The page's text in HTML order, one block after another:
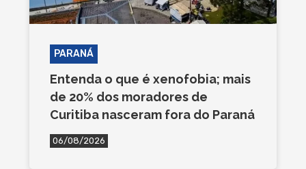
PARANÁ
Entenda o que é xenofobia; mais
de 20% dos moradores de
Curitiba nasceram fora do Paraná
06/08/2026